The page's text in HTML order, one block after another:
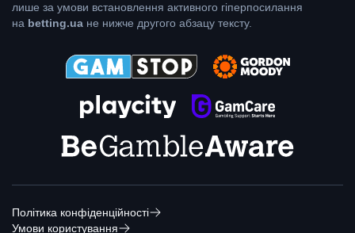
лише за умови встановлення активного гіперпосилання
на betting.ua не нижче другого абзацу тексту.
Політика конфіденційності
Умови користування